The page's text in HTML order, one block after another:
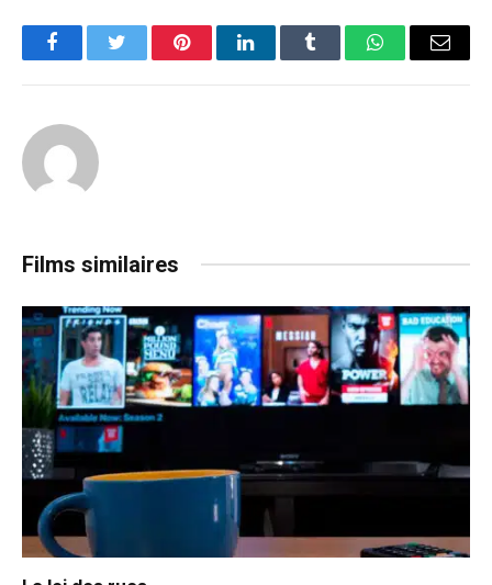
FacebookTwitter PinterestLinkedInTumblr WhatsAppEmail
Films similaires